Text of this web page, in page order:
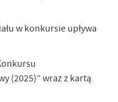
w konkursie upływa
(2025)” wraz z kartą
Ci naszych
internetowej. Treści
podmiotów trzecich lub
prezentujących nasze
mediów